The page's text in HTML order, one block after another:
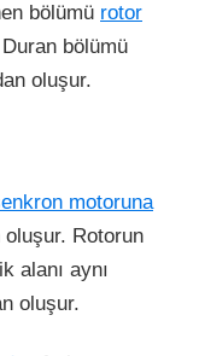
bölümü rotor
bölümü
oluşur.
motoruna
oluşur. Rotorun
alanı aynı
oluşur.